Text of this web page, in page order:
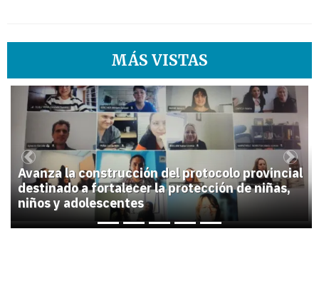
MÁS VISTAS
1
Avanza la construcción del protocolo provincial
destinado a fortalecer la protección de niñas,
niños y adolescentes
Previous Next